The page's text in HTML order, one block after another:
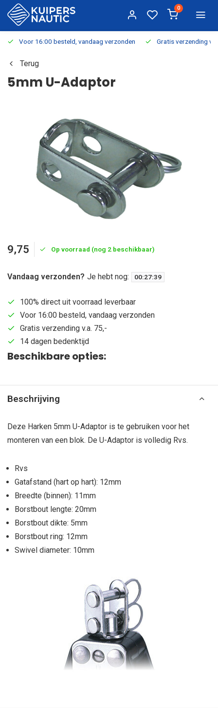
0
Voor 16:00 besteld, vandaag verzonden Gratis verzending
Terug
5mm U-Adaptor
9,75 Op voorraad (nog 2 beschikbaar)
Vandaag verzonden? Je hebt nog: 00:27:39
100% direct uit voorraad leverbaar
Voor 16:00 besteld, vandaag verzonden
Gratis verzending v.a. 75,-
14 dagen bedenktijd
Beschikbare opties:
Beschrijving
Deze Harken 5mm U-Adaptor is te gebruiken voor het
monteren van een blok. De U-Adaptor is volledig Rvs.
Rvs
Gatafstand (hart op hart): 12mm
Breedte (binnen): 11mm
Borstbout lengte: 20mm
Borstbout dikte: 5mm
Borstbout ring: 12mm
Swivel diameter: 10mm